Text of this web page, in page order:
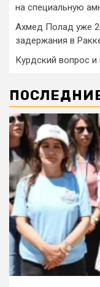
на специальную
Ахмед Полад уже
задержания в
Курдский вопрос